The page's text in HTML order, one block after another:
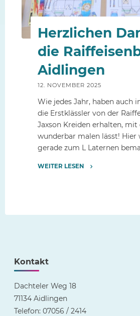
AKTUELLES
Herzlichen
die
Aidlingen
12. NOVEMBER 2025
Wie jedes Jahr, haben auch
die Erstklässler von der
Jaxson Kreiden erhalten, mit
wunderbar malen lässt! Hier
gerade zum L Laternen
WEITER LESEN
Kontakt
Dachteler Weg 18
71134 Aidlingen
Telefon: 07056 / 2414